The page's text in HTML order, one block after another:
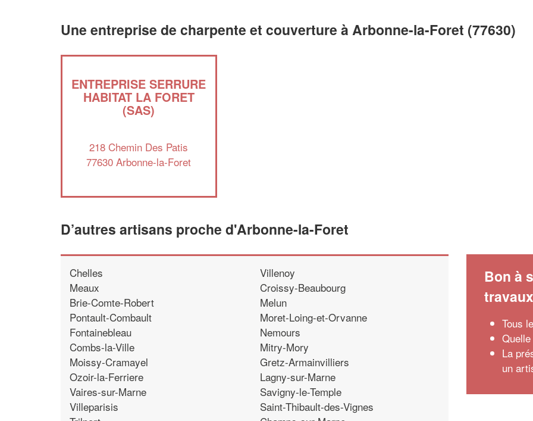
Une entreprise de charpente et couverture à Arbonne-la-Foret (77630)
ENTREPRISE SERRURE
HABITAT LA FORET
(SAS)
218 Chemin Des Patis
77630 Arbonne-la-Foret
D’autres artisans proche d'Arbonne-la-Foret
Chelles
Meaux
Brie-Comte-Robert
Pontault-Combault
Fontainebleau
Combs-la-Ville
Moissy-Cramayel
Ozoir-la-Ferriere
Vaires-sur-Marne
Villeparisis
Villenoy
Croissy-Beaubourg
Melun
Moret-Loing-et-Orvanne
Nemours
Mitry-Mory
Gretz-Armainvilliers
Lagny-sur-Marne
Savigny-le-Temple
Saint-Thibault-des-Vignes
Bon à
travaux
Tous
La
un